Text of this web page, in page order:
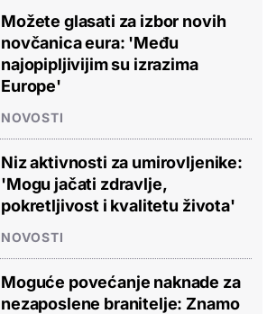
Možete glasati za izbor novih
novčanica eura: 'Među
najopipljivijim su izrazima
Europe'
NOVOSTI
Niz aktivnosti za umirovljenike:
'Mogu jačati zdravlje,
pokretljivost i kvalitetu života'
NOVOSTI
Moguće povećanje naknade za
nezaposlene branitelje: Znamo